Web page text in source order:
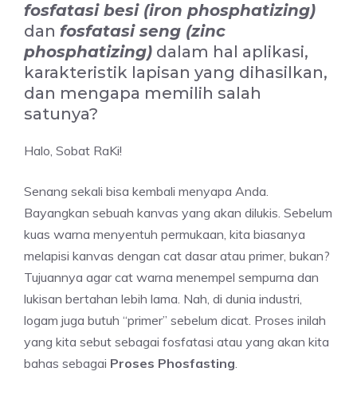
fosfatasi besi (iron phosphatizing)
dan fosfatasi seng (zinc
phosphatizing) dalam hal aplikasi,
karakteristik lapisan yang dihasilkan,
dan mengapa memilih salah
satunya?
Halo, Sobat RaKi!
Senang sekali bisa kembali menyapa Anda.
Bayangkan sebuah kanvas yang akan dilukis. Sebelum
kuas warna menyentuh permukaan, kita biasanya
melapisi kanvas dengan cat dasar atau primer, bukan?
Tujuannya agar cat warna menempel sempurna dan
lukisan bertahan lebih lama. Nah, di dunia industri,
logam juga butuh “primer” sebelum dicat. Proses inilah
yang kita sebut sebagai fosfatasi atau yang akan kita
bahas sebagai Proses Phosfasting.